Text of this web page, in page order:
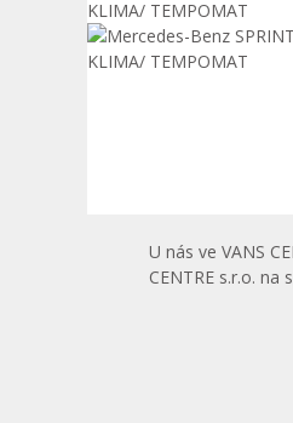
U nás ve VANS
CENTRE s.r.o.